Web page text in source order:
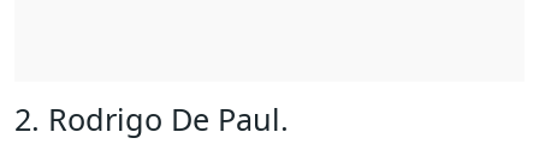
2. Rodrigo De Paul.